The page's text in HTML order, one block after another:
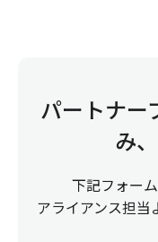
パートナー
み
下記フォー
アライアンス担当